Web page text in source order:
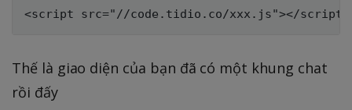
Thế là giao diện của bạn đã có một khung chat
rồi đấy